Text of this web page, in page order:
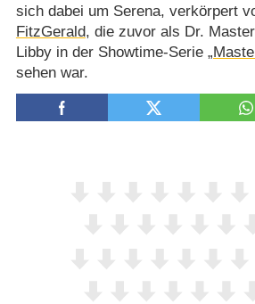
sich dabei um Serena, verkörpert
FitzGerald, die zuvor als Dr.
Libby in der Showtime-Serie
sehen war.